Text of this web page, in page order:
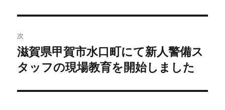
次
滋賀県甲賀市水口町にて新人警備ス
タッフの現場教育を開始しました